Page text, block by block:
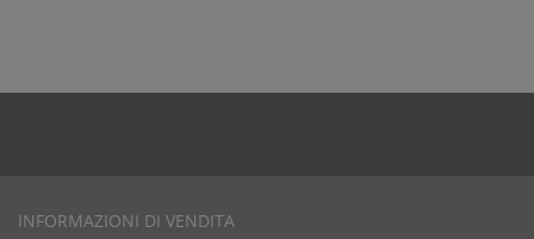
INFORMAZIONI DI VENDITA